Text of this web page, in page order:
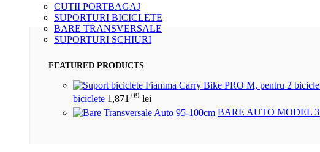
CUTII PORTBAGAJ
SUPORTURI BICICLETE
BARE TRANSVERSALE
SUPORTURI SCHIURI
FEATURED PRODUCTS
biciclete 1,871 .09 lei
BARE AUTO MODEL 3